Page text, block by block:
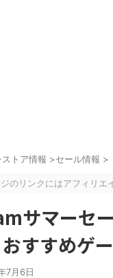
ストア情報 >セール情報 >
のリンクにはアフィリエ
サマーセ
すすめゲ
7月6日